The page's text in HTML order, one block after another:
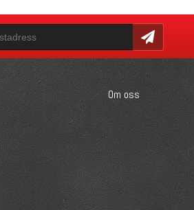
Skicka
Om oss